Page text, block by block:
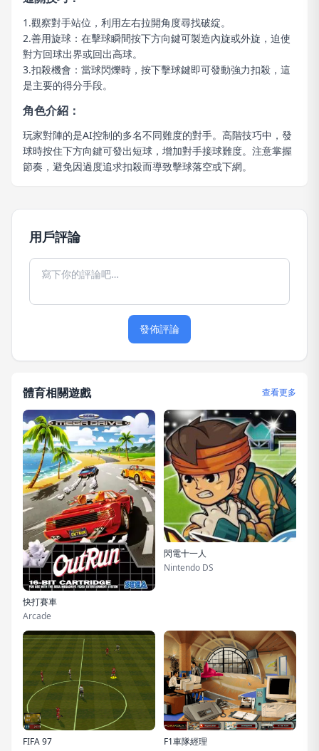
1.觀察對手站位，利用左右拉開角度尋找破綻。
2.善用旋球：在擊球瞬間按下方向鍵可製造內旋或外旋，迫使
對方回球出界或回出高球。
3.扣殺機會：當球閃爍時，按下擊球鍵即可發動強力扣殺，這
是主要的得分手段。
角色介紹：
玩家對陣的是AI控制的多名不同難度的對手。高階技巧中，發
球時按住下方向鍵可發出短球，增加對手接球難度。注意掌握
節奏，避免因過度追求扣殺而導致擊球落空或下網。
用戶評論
發佈評論
體育相關遊戲 查看更多
快打賽車
Arcade
閃電十一人
Nintendo DS
FIFA 97
F1車隊經理